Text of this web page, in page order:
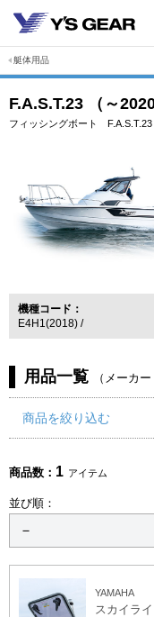
艇体用品
F.A.S.T.23 （～2020
フィッシングボート
機種コード
E4H1(2018)
用品一覧 （ メーカ
商品を絞り込む
商品数： 1 アイテム
並び順：
YAMAHA
スカイラ